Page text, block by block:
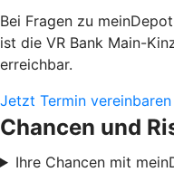
Bei Fragen zu
ist die VR Bank Main-
erreichbar.
Jetzt Termin vereinbaren
Chancen und
Ihre Chancen mit